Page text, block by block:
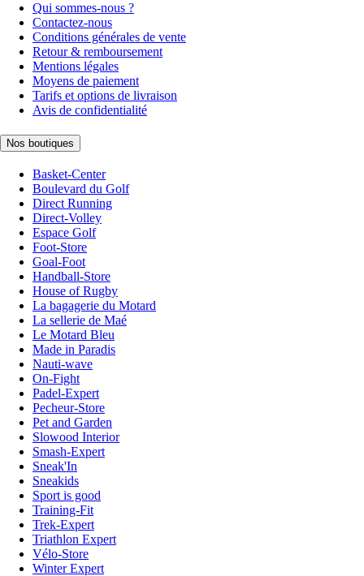
Qui sommes-nous ?
Contactez-nous
Conditions générales de vente
Retour & remboursement
Mentions légales
Moyens de paiement
Tarifs et options de livraison
Avis de confidentialité
Nos boutiques
Basket-Center
Boulevard du Golf
Direct Running
Direct-Volley
Espace Golf
Foot-Store
Goal-Foot
Handball-Store
House of Rugby
La bagagerie du Motard
La sellerie de Maé
Le Motard Bleu
Made in Paradis
Nauti-wave
On-Fight
Padel-Expert
Pecheur-Store
Pet and Garden
Slowood Interior
Smash-Expert
Sneak'In
Sneakids
Sport is good
Training-Fit
Trek-Expert
Triathlon Expert
Vélo-Store
Winter Expert